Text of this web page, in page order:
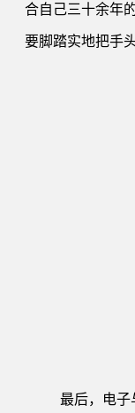
合自己三十余年
要脚踏实地把手
最后，电子